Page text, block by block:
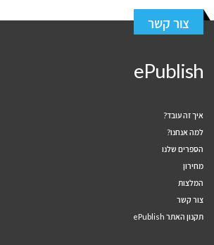
צור קשר
ePublish
איך זה עובד?
למה אנחנו?
הספרים שלנו
מחירון
המלצות
צור קשר
תקנון האתר ePublish